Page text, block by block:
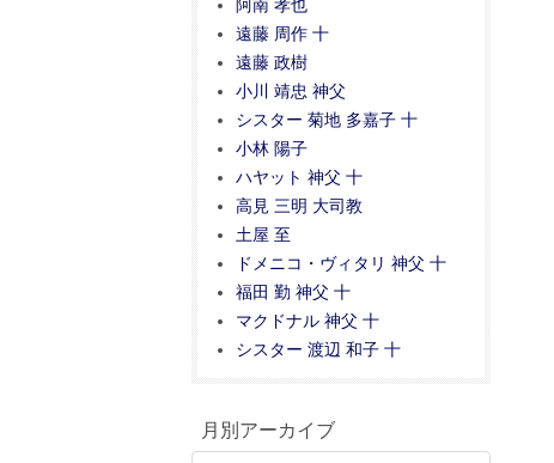
阿南 孝也
遠藤 周作 十
遠藤 政樹
小川 靖忠 神父
シスター 菊地 多嘉子 十
小林 陽子
ハヤット 神父 十
高見 三明 大司教
土屋 至
ドメニコ・ヴィタリ 神父 十
福田 勤 神父 十
マクドナル 神父 十
シスター 渡辺 和子 十
月別アーカイブ